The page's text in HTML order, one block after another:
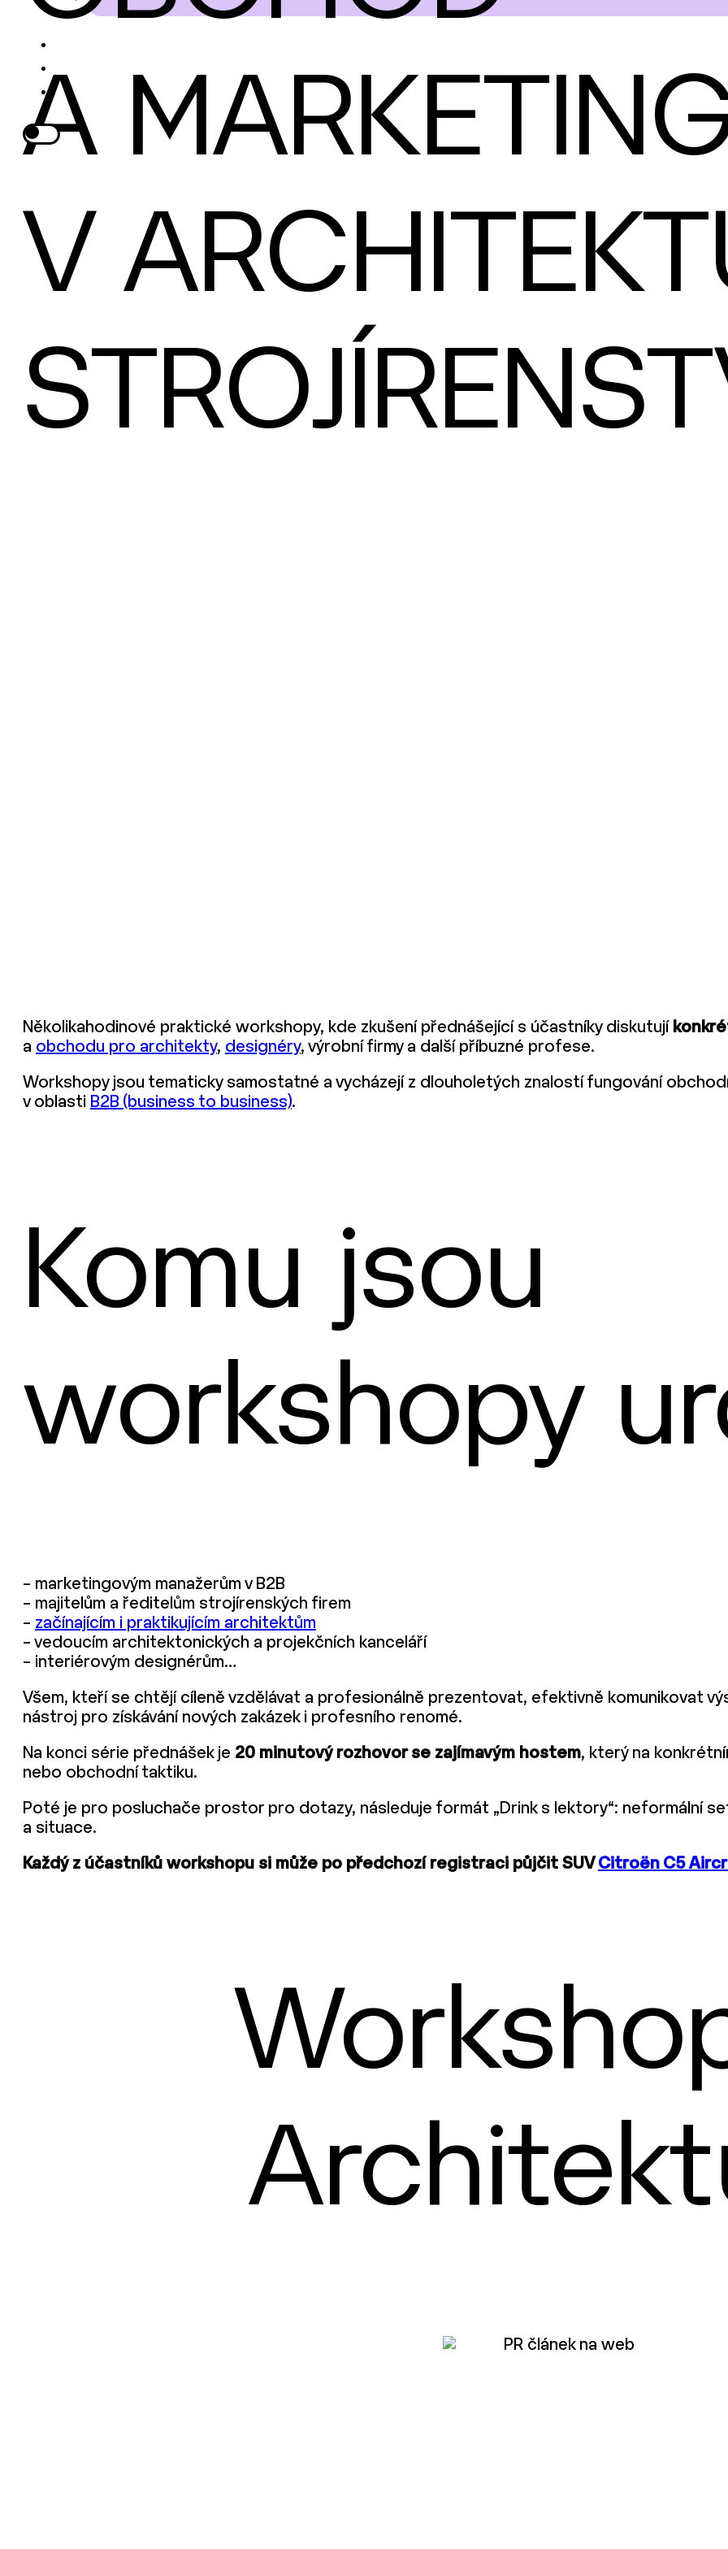
A
V
Několikahodinové praktické workshopy, kde zkušení přednášející s účastníky diskutují
a obchodu pro architekty, designéry, výrobní firmy a další příbuzné profese.
Workshopy jsou tematicky samostatné a vycházejí z dlouholetých znalostí fungování
v oblasti B2B (business to business).
Komu jsou
workshopy
– marketingovým manažerům v B2B
– majitelům a ředitelům strojírenských firem
– začínajícím i praktikujícím architektům
– vedoucím architektonických a projekčních kanceláří
– interiérovým designérům…
Všem, kteří se chtějí cíleně vzdělávat a profesionálně prezentovat, efektivně komunikovat
nástroj pro získávání nových zakázek i profesního renomé.
Na konci série přednášek je 20 minutový rozhovor se zajímavým hostem, který na
nebo obchodní taktiku.
Poté je pro posluchače prostor pro dotazy, následuje formát „Drink s lektory“: neformální
a situace.
Každý z účastníků workshopu si může po předchozí registraci půjčit SUV Citroën C5